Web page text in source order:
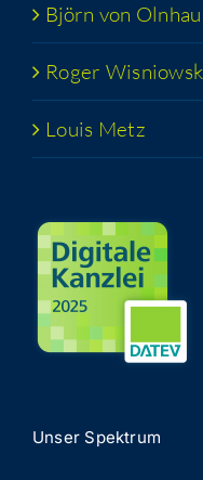
Björn von
Roger
Lou­is Metz
Unser Spek­trum